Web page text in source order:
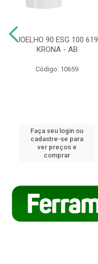
JOELHO 90 ESG 100 619
KRONA - AB
Código: 10659
Faça seu login ou
cadastre-se para
ver preços e
comprar